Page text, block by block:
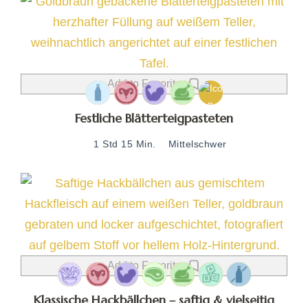
Add to Favorites
Festliche Blätterteigpasteten
1 Std 15 Min. Mittelschwer
Add to Favorites